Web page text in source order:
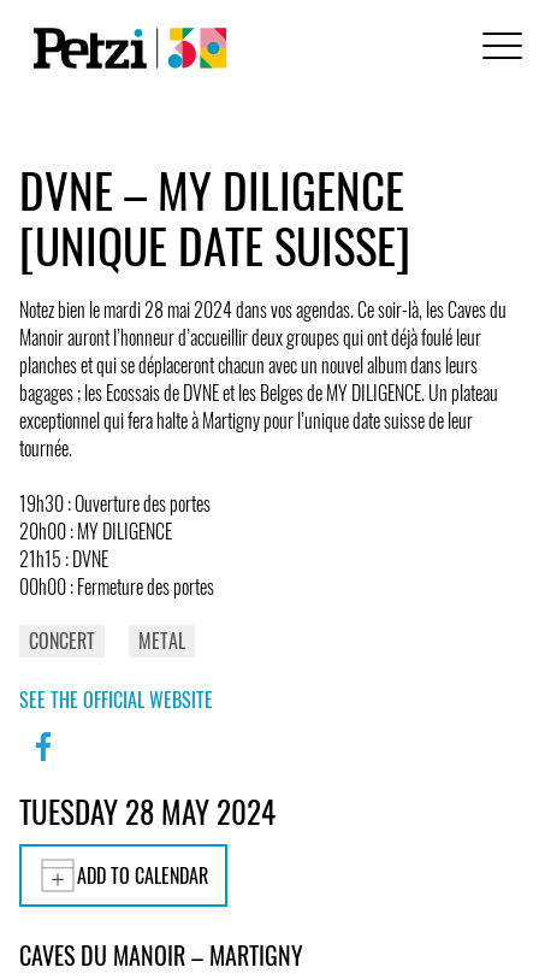
DVNE – MY DILIGENCE
[UNIQUE DATE SUISSE]
Notez bien le mardi 28 mai 2024 dans vos agendas. Ce soir-là, les Caves du
Manoir auront l’honneur d’accueillir deux groupes qui ont déjà foulé leur
planches et qui se déplaceront chacun avec un nouvel album dans leurs
bagages ; les Ecossais de DVNE et les Belges de MY DILIGENCE. Un plateau
exceptionnel qui fera halte à Martigny pour l’unique date suisse de leur
tournée.
19h30 : Ouverture des portes
20h00 : MY DILIGENCE
21h15 : DVNE
00h00 : Fermeture des portes
CONCERT
METAL
SEE THE OFFICIAL WEBSITE
TUESDAY 28 MAY 2024
ADD TO CALENDAR
CAVES DU MANOIR – MARTIGNY